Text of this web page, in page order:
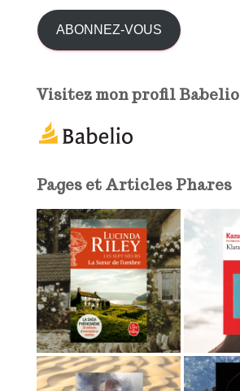
s
s
a
ABONNEZ-VOUS
Visitez mon profil Babelio
Pages et Articles Phares